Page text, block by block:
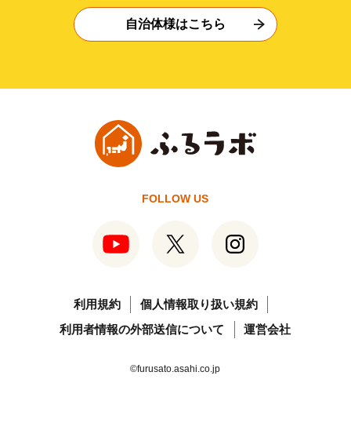
自治体様はこちら
FOLLOW US
利用規約
個人情報取り扱い規約
利用者情報の外部送信について
運営会社
©furusato.asahi.co.jp